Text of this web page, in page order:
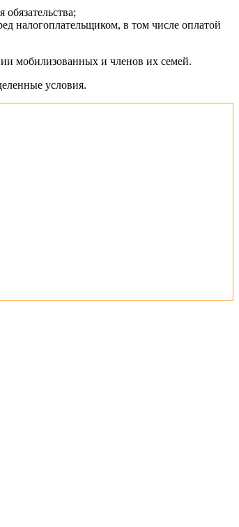
налогоплательщиком, в том числе оплатой
мобилизованных и членов их семей.
условия.